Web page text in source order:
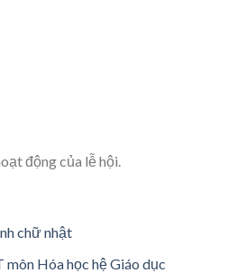
động của lễ hội.
chữ nhật
Hóa học hệ Giáo dục